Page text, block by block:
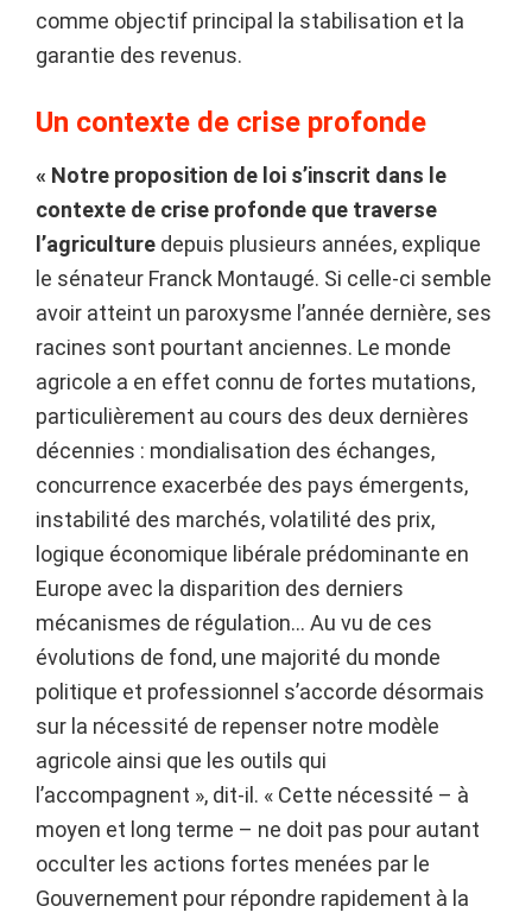
comme objectif principal la stabilisation et la
garantie des revenus.
Un contexte de crise profonde
« Notre proposition de loi s’inscrit dans le
contexte de crise profonde que traverse
l’agriculture depuis plusieurs années, explique
le sénateur Franck Montaugé. Si celle-ci semble
avoir atteint un paroxysme l’année dernière, ses
racines sont pourtant anciennes. Le monde
agricole a en effet connu de fortes mutations,
particulièrement au cours des deux dernières
décennies : mondialisation des échanges,
concurrence exacerbée des pays émergents,
instabilité des marchés, volatilité des prix,
logique économique libérale prédominante en
Europe avec la disparition des derniers
mécanismes de régulation… Au vu de ces
évolutions de fond, une majorité du monde
politique et professionnel s’accorde désormais
sur la nécessité de repenser notre modèle
agricole ainsi que les outils qui
l’accompagnent », dit-il. « Cette nécessité – à
moyen et long terme – ne doit pas pour autant
occulter les actions fortes menées par le
Gouvernement pour répondre rapidement à la